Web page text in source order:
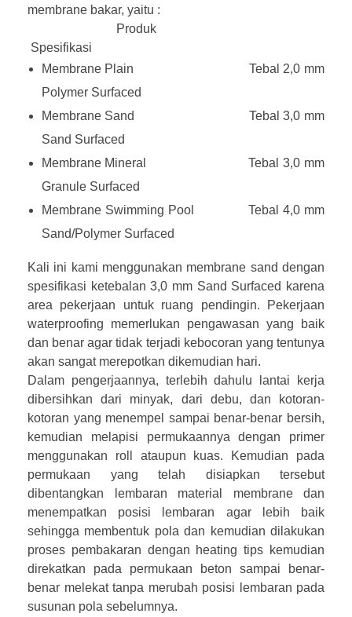
membrane bakar, yaitu :
Produk
Spesifikasi
Membrane Plain
Tebal 2,0 mm
Polymer Surfaced
Membrane Sand
Tebal 3,0 mm
Sand Surfaced
Membrane Mineral
Tebal 3,0 mm
Granule Surfaced
Membrane Swimming Pool
Tebal 4,0 mm
Sand/Polymer Surfaced
Kali ini kami menggunakan membrane sand dengan
spesifikasi ketebalan 3,0 mm Sand Surfaced karena
area pekerjaan untuk ruang pendingin. Pekerjaan
waterproofing memerlukan pengawasan yang baik
dan benar agar tidak terjadi kebocoran yang tentunya
akan sangat merepotkan dikemudian hari.
Dalam pengerjaannya, terlebih dahulu lantai kerja
dibersihkan dari minyak, dari debu, dan kotoran-
kotoran yang menempel sampai benar-benar bersih,
kemudian melapisi permukaannya dengan primer
menggunakan roll ataupun kuas. Kemudian pada
permukaan yang telah disiapkan tersebut
dibentangkan lembaran material membrane dan
menempatkan posisi lembaran agar lebih baik
sehingga membentuk pola dan kemudian dilakukan
proses pembakaran dengan heating tips kemudian
direkatkan pada permukaan beton sampai benar-
benar melekat tanpa merubah posisi lembaran pada
susunan pola sebelumnya.